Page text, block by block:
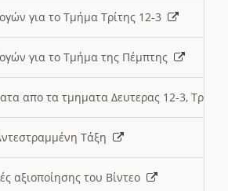
για το Τμήμα Τρίτης 12-3
για το Τμήμα της Πέμπτης
απο τα τμηματα Δευτερας 12-3,
Τάξη
αξιοποίησης του Βίντεο